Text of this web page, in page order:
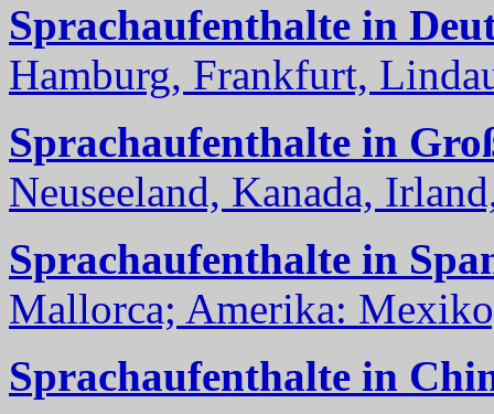
Sprachaufenthalte in
Hamburg, Frankfurt,
Sprachaufenthalte in
Neuseeland, Kanada,
Sprachaufenthalte in
Mallorca; Amerika:
Sprachaufenthalte in